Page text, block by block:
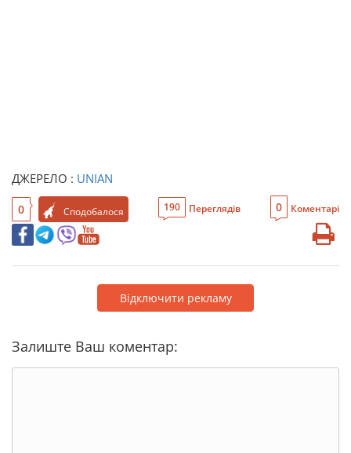
ДЖЕРЕЛО : UNIAN
0 Сподобалося 190 Переглядів 0 Коментарі
Відключити рекламу
Залиште Ваш коментар: